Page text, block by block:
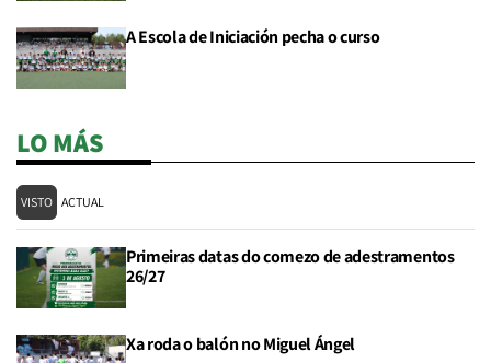
A Escola de Iniciación pecha o curso
LO MÁS
VISTO ACTUAL
Primeiras datas do comezo de adestramentos
26/27
Xa roda o balón no Miguel Ángel